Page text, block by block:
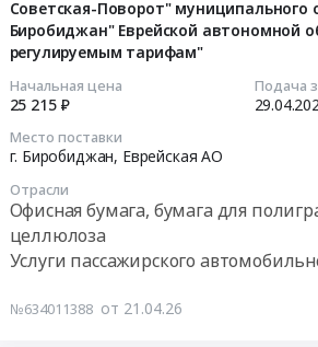
2-
Советская-Поворот" муниципального
Биробиджан" Еврейской автономной
регулируемым тарифам"
Начальная цена
25 215 ₽
Подача
Место поставки
г. Биробиджан, Еврейская АО
Отрасли
Офисная бумага, бумага для
целлюлоза
Услуги пассажирского
№634011388 от 21.04.26